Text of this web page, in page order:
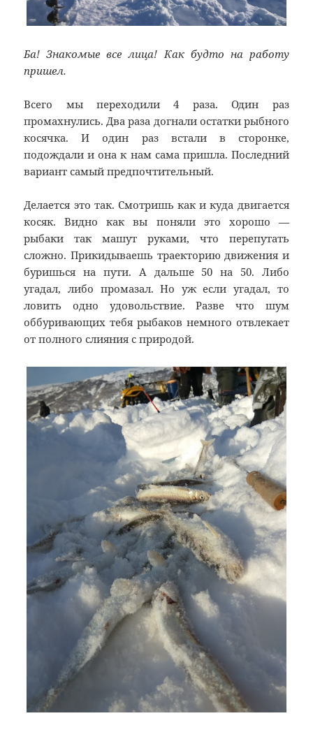
Ба! Знакомые все лица! Как будто на работу
пришел.
Всего мы переходили 4 раза. Один раз
промахнулись. Два раза догнали остатки рыбного
косячка. И один раз встали в сторонке,
подождали и она к нам сама пришла. Последний
вариант самый предпочтительный.
Делается это так. Смотришь как и куда двигается
косяк. Видно как вы поняли это хорошо —
рыбаки так машут руками, что перепутать
сложно. Прикидываешь траекторию движения и
буришься на пути. А дальше 50 на 50. Либо
угадал, либо промазал. Но уж если угадал, то
ловить одно удовольствие. Разве что шум
оббуривающих тебя рыбаков немного отвлекает
от полного слияния с природой.